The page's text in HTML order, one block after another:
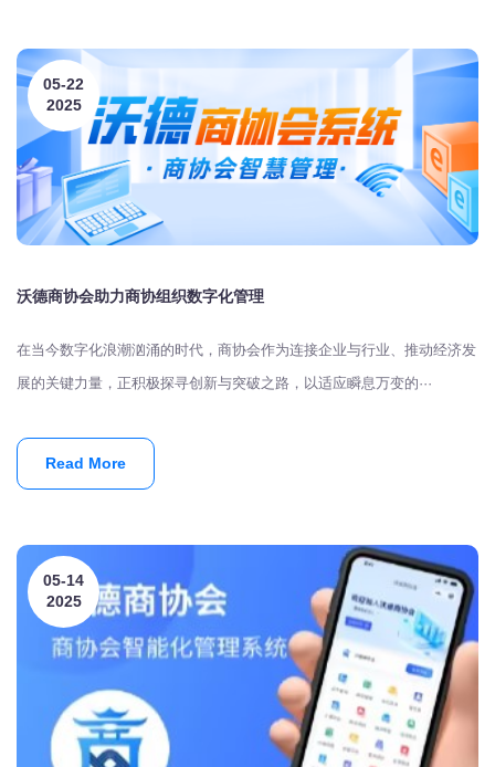
05-22
2025
沃德商协会助力商协组织数字化管理
在当今数字化浪潮汹涌的时代，商协会作为连接企业与行业、推动经济发
展的关键力量，正积极探寻创新与突破之路，以适应瞬息万变的···
Read More
05-14
2025